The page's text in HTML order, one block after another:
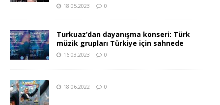
18.05.2023 0
Turkuaz’dan dayanışma konseri: Türk
müzik grupları Türkiye için sahnede
16.03.2023 0
18.06.2022 0